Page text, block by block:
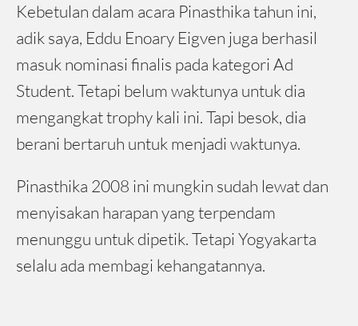
Kebetulan dalam acara Pinasthika tahun ini,
adik saya, Eddu Enoary Eigven juga berhasil
masuk nominasi finalis pada kategori Ad
Student. Tetapi belum waktunya untuk dia
mengangkat trophy kali ini. Tapi besok, dia
berani bertaruh untuk menjadi waktunya.
Pinasthika 2008 ini mungkin sudah lewat dan
menyisakan harapan yang terpendam
menunggu untuk dipetik. Tetapi Yogyakarta
selalu ada membagi kehangatannya.